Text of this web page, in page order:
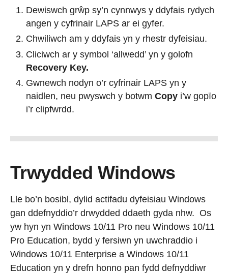
Dewiswch grŵp sy’n cynnwys y ddyfais rydych
angen y cyfrinair LAPS ar ei gyfer.
Chwiliwch am y ddyfais yn y rhestr dyfeisiau.
Cliciwch ar y symbol ‘allwedd’ yn y golofn
Recovery Key.
Gwnewch nodyn o’r cyfrinair LAPS yn y
naidlen, neu pwyswch y botwm Copy i’w gopïo
i’r clipfwrdd.
Trwydded Windows
Lle bo’n bosibl, dylid actifadu dyfeisiau Windows
gan ddefnyddio’r drwydded ddaeth gyda nhw. Os
yw hyn yn Windows 10/11 Pro neu Windows 10/11
Pro Education, bydd y fersiwn yn uwchraddio i
Windows 10/11 Enterprise a Windows 10/11
Education yn y drefn honno pan fydd defnyddiwr